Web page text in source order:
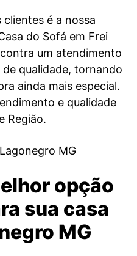
é a nossa
do Sofá em Frei
um atendimento
qualidade, tornando
ainda mais especial.
e qualidade
e Região.
opção
sua casa
MG